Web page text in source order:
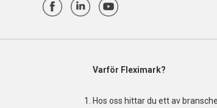
Varför Fleximark?
Hos oss hittar du ett av